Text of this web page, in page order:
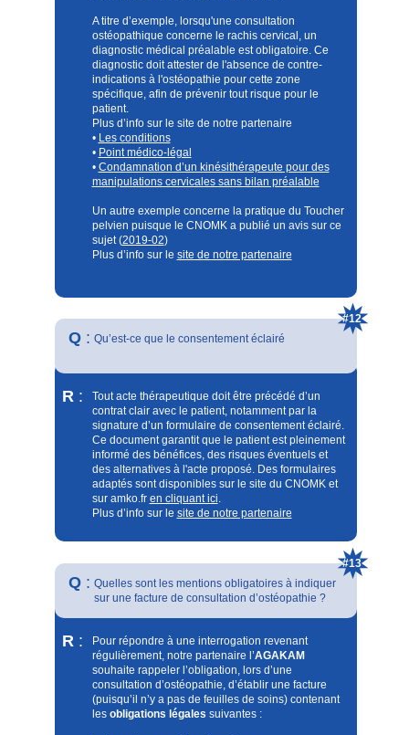
A titre d’exemple, lorsqu'une consultation
ostéopathique concerne le rachis cervical, un
diagnostic médical préalable est obligatoire. Ce
diagnostic doit attester de l'absence de contre-
indications à l'ostéopathie pour cette zone
spécifique, afin de prévenir tout risque pour le
patient.
Plus d’info sur le site de notre partenaire
• Les conditions
• Point médico-légal
• Condamnation d’un kinésithérapeute pour des
manipulations cervicales sans bilan préalable
Un autre exemple concerne la pratique du Toucher
pelvien puisque le CNOMK a publié un avis sur ce
sujet (2019-02)
Plus d’info sur le site de notre partenaire
Q:
Tout acte thérapeutique doit être précédé d’un
contrat clair avec le patient, notamment par la
signature d’un formulaire de consentement éclairé.
Ce document garantit que le patient est pleinement
informé des bénéfices, des risques éventuels et
des alternatives à l'acte proposé. Des formulaires
adaptés sont disponibles sur le site du CNOMK et
sur amko.fr en cliquant ici
Plus d’info sur le site de notre partenaire
R :
#12
Qu’est-ce que le consentement éclairé
Pour répondre à une interrogation revenant
régulièrement, notre partenaire l’AGAKAM
souhaite rappeler l’obligation, lors d’une
consultation d’ostéopathie, d’établir une facture
(puisqu’il n’y a pas de feuilles de soins) contenant
les obligations légales suivantes :
#13
Quelles sont les mentions obligatoires à indiquer
sur une facture de consultation d’ostéopathie ?
R :
Q: